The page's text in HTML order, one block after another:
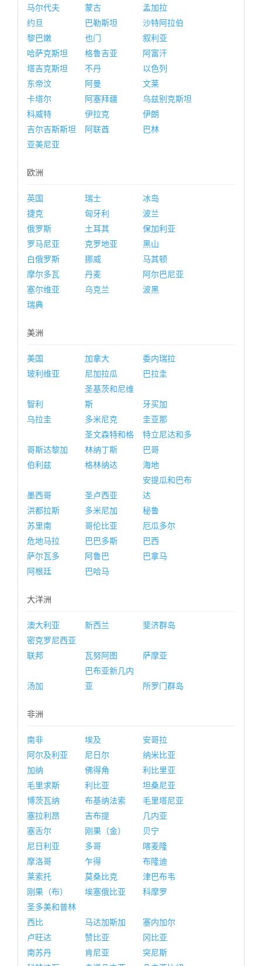
马尔代夫
蒙古
孟加拉
约旦
巴勒斯坦
沙特阿拉伯
黎巴嫩
也门
叙利亚
哈萨克斯坦
格鲁吉亚
阿富汗
塔吉克斯坦
不丹
以色列
东帝汶
阿曼
文莱
卡塔尔
阿塞拜疆
乌兹别克斯坦
科威特
伊拉克
伊朗
吉尔吉斯斯坦
阿联酋
巴林
亚美尼亚
欧洲
英国 瑞士
冰岛
捷克
匈牙利
波兰
俄罗斯
土耳其
保加利亚
罗马尼亚
克罗地亚
黑山
白俄罗斯
挪威
马其顿
摩尔多瓦
丹麦
阿尔巴尼亚
塞尔维亚
乌克兰
波黑
瑞典
美洲
美国 加拿大
委内瑞拉
玻利维亚
尼加拉瓜 巴拉圭
智利
圣基茨和尼维
斯
牙买加
乌拉圭
多米尼克 圭亚那
哥斯达黎加
圣文森特和格
林纳丁斯
特立尼达和多
巴哥
伯利兹
格林纳达 海地
墨西哥 圣卢西亚
安提瓜和巴布
达
洪都拉斯
多米尼加
秘鲁
苏里南
哥伦比亚
厄瓜多尔
危地马拉
巴巴多斯
巴西
萨尔瓦多
阿鲁巴
巴拿马
阿根廷
巴哈马
大洋洲
澳大利亚 新西兰
斐济群岛
密克罗尼西亚
联邦
瓦努阿图 萨摩亚
汤加
巴布亚新几内
亚
所罗门群岛
非洲
南非 埃及
安哥拉
阿尔及利亚
尼日尔
纳米比亚
加纳
佛得角
利比里亚
毛里求斯
利比亚
坦桑尼亚
博茨瓦纳
布基纳法索
毛里塔尼亚
塞拉利昂
吉布提
几内亚
塞舌尔
刚果（金）
贝宁
尼日利亚
多哥
喀麦隆
摩洛哥
乍得
布隆迪
莱索托
莫桑比克
津巴布韦
刚果（布）
埃塞俄比亚
科摩罗
圣多美和普林
西比
马达加斯加
塞内加尔
卢旺达
赞比亚
冈比亚
南苏丹
肯尼亚
突尼斯